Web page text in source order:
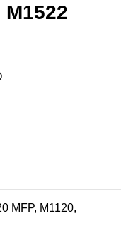
MFP, M1120,